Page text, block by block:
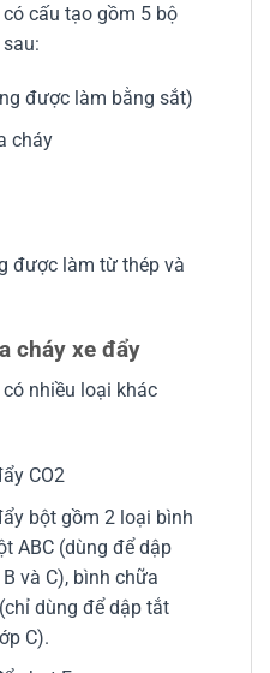
cấu tạo gồm 5 bộ
được làm bằng sắt)
cháy
được làm từ thép và
cháy xe đẩy
nhiều loại khác
CO2
bột gồm 2 loại bình
ABC (dùng để dập
và C), bình chữa
dùng để dập tắt
C).